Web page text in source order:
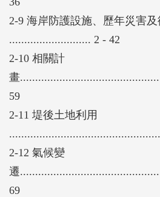
2-9 海岸防護設施、歷年災害
........................... 2 - 42
2-10 相關計
畫
59
2-11 堤後土地利用
2-12 氣候變
遷
69